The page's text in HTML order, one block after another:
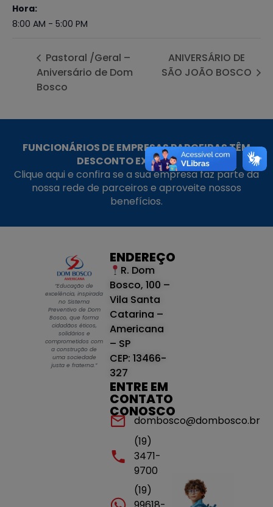
Hora:
8:00 AM - 5:00 PM
Pastoral /Geral –
Aniversário de Dom
Bosco
ANIVERSÁRIO DE
SÃO JOÃO BOSCO
FUNCIONÁRIOS DE EMPRESAS PARCEIRAS TÊM
DESCONTO EXCLUSIVO!
Clique aqui e confira se a sua empresa faz parte da
nossa rede de parceiros e aproveite nossos
benefícios.
“Educação de
excelência, inspirada
no Sistema
Preventivo de Dom
Bosco, que forma
cidadãos éticos,
solidários e
comprometidos com
a construção de
uma sociedade
justa e fraterna.”
ENDEREÇO
R. Dom
Bosco, 100 –
Vila Santa
Catarina –
Americana
– SP
CEP: 13466-
327
ENTRE EM
CONTATO
CONOSCO
dombosco@dombosco.br
(19)
3471-
9700
(19)